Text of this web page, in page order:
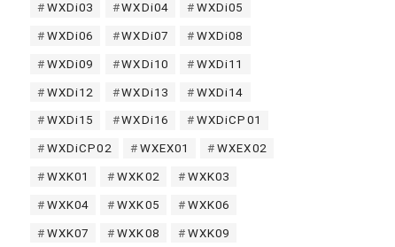
WXDi03 WXDi04 WXDi05
WXDi06 WXDi07 WXDi08
WXDi09 WXDi10 WXDi11
WXDi12 WXDi13 WXDi14
WXDi15 WXDi16 WXDiCP01
WXDiCP02 WXEX01 WXEX02
WXK01 WXK02 WXK03
WXK04 WXK05 WXK06
WXK07 WXK08 WXK09